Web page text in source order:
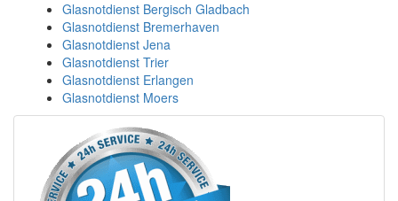
Glasnotdienst Bergisch Gladbach
Glasnotdienst Bremerhaven
Glasnotdienst Jena
Glasnotdienst Trier
Glasnotdienst Erlangen
Glasnotdienst Moers